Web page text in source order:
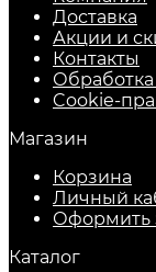
Доставка
Акции и
Контакты
Cookie-
Магазин
Корзина
Личный
Оформить
Каталог